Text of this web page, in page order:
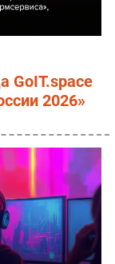
GoIT.space
2026»